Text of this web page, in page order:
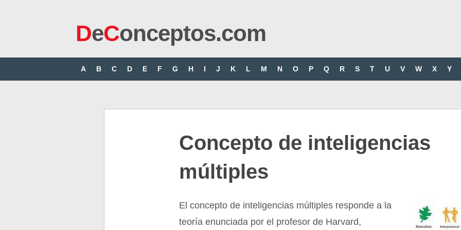
DeConceptos.com
A B C D E F G H I J K L M N O P Q R S T U V W X Y
Concepto de inteligencias
múltiples
El concepto de inteligencias múltiples responde a la
teoría enunciada por el profesor de Harvard,